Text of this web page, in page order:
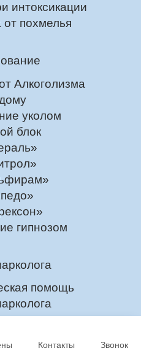
интоксикации
от похмелья
Алкоголизма
уколом
блок
гипнозом
помощь
нарколога
на дом
помощь
Контакты Звонок